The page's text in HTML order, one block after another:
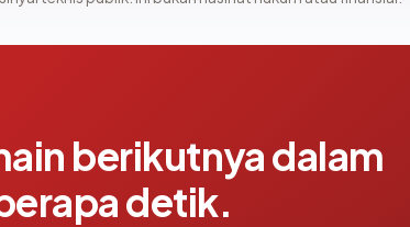
berikutnya dalam
detik.